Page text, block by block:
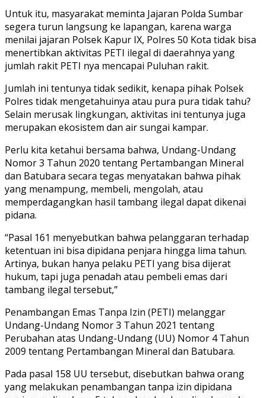
Untuk itu, masyarakat meminta Jajaran Polda Sumbar
segera turun langsung ke lapangan, karena warga
menilai jajaran Polsek Kapur IX, Polres 50 Kota tidak bisa
menertibkan aktivitas PETI ilegal di daerahnya yang
jumlah rakit PETI nya mencapai Puluhan rakit.
Jumlah ini tentunya tidak sedikit, kenapa pihak Polsek
Polres tidak mengetahuinya atau pura pura tidak tahu?
Selain merusak lingkungan, aktivitas ini tentunya juga
merupakan ekosistem dan air sungai kampar.
Perlu kita ketahui bersama bahwa, Undang-Undang
Nomor 3 Tahun 2020 tentang Pertambangan Mineral
dan Batubara secara tegas menyatakan bahwa pihak
yang menampung, membeli, mengolah, atau
memperdagangkan hasil tambang ilegal dapat dikenai
pidana.
“Pasal 161 menyebutkan bahwa pelanggaran terhadap
ketentuan ini bisa dipidana penjara hingga lima tahun.
Artinya, bukan hanya pelaku PETI yang bisa dijerat
hukum, tapi juga penadah atau pembeli emas dari
tambang ilegal tersebut,”
Penambangan Emas Tanpa Izin (PETI) melanggar
Undang-Undang Nomor 3 Tahun 2021 tentang
Perubahan atas Undang-Undang (UU) Nomor 4 Tahun
2009 tentang Pertambangan Mineral dan Batubara.
Pada pasal 158 UU tersebut, disebutkan bahwa orang
yang melakukan penambangan tanpa izin dipidana